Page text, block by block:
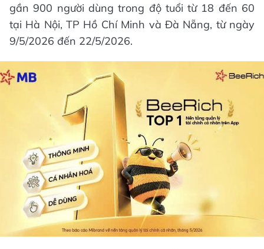
gần 900 người dùng trong độ tuổi từ 18 đến 60
tại Hà Nội, TP Hồ Chí Minh và Đà Nẵng, từ ngày
9/5/2026 đến 22/5/2026.